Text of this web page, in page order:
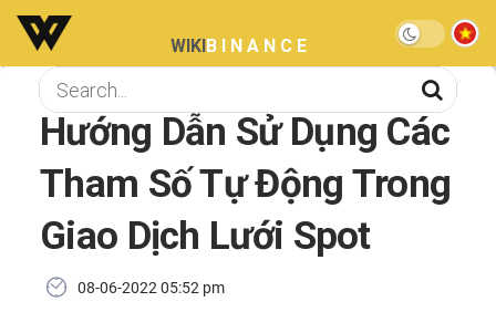
WIKIBINANCE
Hướng Dẫn Sử Dụng Các
Tham Số Tự Động Trong
Giao Dịch Lưới Spot
08-06-2022 05:52 pm